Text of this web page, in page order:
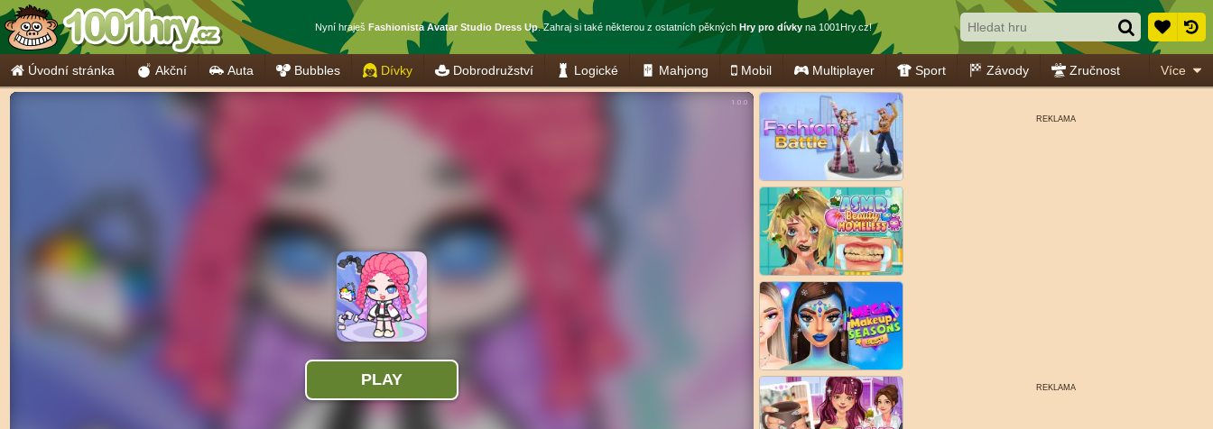
Nyní hraješ Fashionista Avatar Studio Dress Up. Zahraj si také některou z ostatních pěkných Hry pro dívkyna 1001Hry.cz!
Úvodní stránka Akční Auta Bubbles Dívky Dobrodružství Logické Mahjong Mobil Multiplayer Sport Závody Zručnost Více